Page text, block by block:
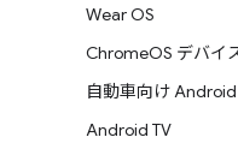
Wear OS
ChromeOS デバイ
自動車向け Android
Android TV